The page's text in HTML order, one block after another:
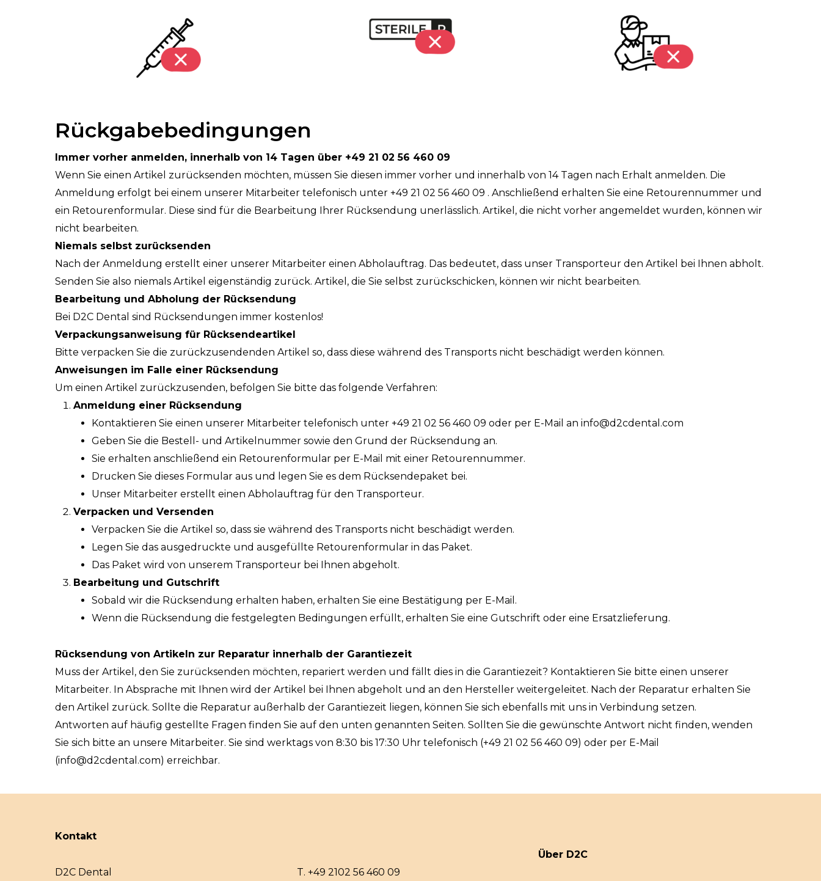
Rückgabebedingungen
Immer vorher anmelden, innerhalb von 14 Tagen über +49 21 02 56 460 09
Wenn Sie einen Artikel zurücksenden möchten, müssen Sie diesen immer vorher und innerhalb von 14 Tagen nach Erhalt anmelden. Die
Anmeldung erfolgt bei einem unserer Mitarbeiter telefonisch unter +49 21 02 56 460 09 . Anschließend erhalten Sie eine Retourennummer und
ein Retourenformular. Diese sind für die Bearbeitung Ihrer Rücksendung unerlässlich. Artikel, die nicht vorher angemeldet wurden, können wir
nicht bearbeiten.
Niemals selbst zurücksenden
Nach der Anmeldung erstellt einer unserer Mitarbeiter einen Abholauftrag. Das bedeutet, dass unser Transporteur den Artikel bei Ihnen abholt.
Senden Sie also niemals Artikel eigenständig zurück. Artikel, die Sie selbst zurückschicken, können wir nicht bearbeiten.
Bearbeitung und Abholung der Rücksendung
Bei D2C Dental sind Rücksendungen immer kostenlos!
Verpackungsanweisung für Rücksendeartikel
Bitte verpacken Sie die zurückzusendenden Artikel so, dass diese während des Transports nicht beschädigt werden können.
Anweisungen im Falle einer Rücksendung
Um einen Artikel zurückzusenden, befolgen Sie bitte das folgende Verfahren:
Anmeldung einer Rücksendung
Kontaktieren Sie einen unserer Mitarbeiter telefonisch unter +49 21 02 56 460 09 oder per E-Mail aninfo@d2cdental.com
Geben Sie die Bestell- und Artikelnummer sowie den Grund der Rücksendung an.
Sie erhalten anschließend ein Retourenformular per E-Mail mit einer Retourennummer.
Drucken Sie dieses Formular aus und legen Sie es dem Rücksendepaket bei.
Unser Mitarbeiter erstellt einen Abholauftrag für den Transporteur.
Verpacken und Versenden
Verpacken Sie die Artikel so, dass sie während des Transports nicht beschädigt werden.
Legen Sie das ausgedruckte und ausgefüllte Retourenformular in das Paket.
Das Paket wird von unserem Transporteur bei Ihnen abgeholt.
Bearbeitung und Gutschrift
Sobald wir die Rücksendung erhalten haben, erhalten Sie eine Bestätigung per E-Mail.
Wenn die Rücksendung die festgelegten Bedingungen erfüllt, erhalten Sie eine Gutschrift oder eine Ersatzlieferung.
Rücksendung von Artikeln zur Reparatur innerhalb der Garantiezeit
Muss der Artikel, den Sie zurücksenden möchten, repariert werden und fällt dies in die Garantiezeit? Kontaktieren Sie bitte einen unserer
Mitarbeiter. In Absprache mit Ihnen wird der Artikel bei Ihnen abgeholt und an den Hersteller weitergeleitet. Nach der Reparatur erhalten Sie
den Artikel zurück. Sollte die Reparatur außerhalb der Garantiezeit liegen, können Sie sich ebenfalls mit uns in Verbindung setzen.
Antworten auf häufig gestellte Fragen finden Sie auf den unten genannten Seiten. Sollten Sie die gewünschte Antwort nicht finden, wenden
Sie sich bitte an unsere Mitarbeiter. Sie sind werktags von 8:30 bis 17:30 Uhr telefonisch (+49 21 02 56 460 09) oder per E-Mail
(info@d2cdental.com) erreichbar.
Kontakt
D2C Dental T. +49 2102 56 460 09
Über D2C